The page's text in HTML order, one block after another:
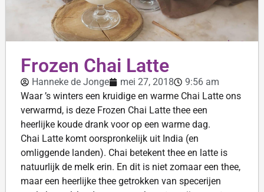
Frozen Chai Latte
Hanneke de Jonge mei 27, 2018
9:56 am
Waar ’s winters een kruidige en warme Chai Latte ons
verwarmd, is deze Frozen Chai Latte thee een
heerlijke koude drank voor op een warme dag.
Chai Latte komt oorspronkelijk uit India (en
omliggende landen). Chai betekent thee en latte is
natuurlijk de melk erin. En dit is niet zomaar een thee,
maar een heerlijke thee getrokken van specerijen